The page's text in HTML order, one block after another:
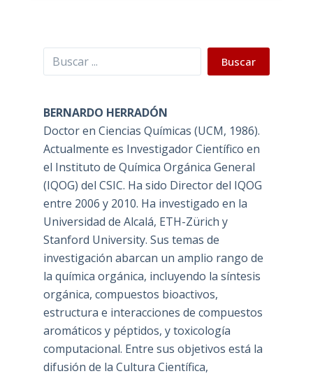
Buscar Buscar
BERNARDO HERRADÓN
Doctor en Ciencias Químicas (UCM, 1986).
Actualmente es Investigador Científico en
el Instituto de Química Orgánica General
(IQOG) del CSIC. Ha sido Director del IQOG
entre 2006 y 2010. Ha investigado en la
Universidad de Alcalá, ETH-Zürich y
Stanford University. Sus temas de
investigación abarcan un amplio rango de
la química orgánica, incluyendo la síntesis
orgánica, compuestos bioactivos,
estructura e interacciones de compuestos
aromáticos y péptidos, y toxicología
computacional. Entre sus objetivos está la
difusión de la Cultura Científica,